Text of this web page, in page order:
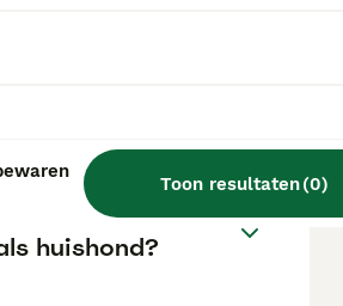
Toon resultaten(0)
Herder
huishond?